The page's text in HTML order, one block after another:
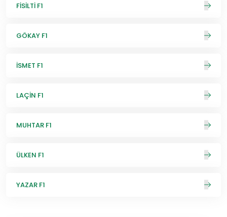
FİSİLTİ F1
GÖKAY F1
İSMET F1
LAÇİN F1
MUHTAR F1
ÜLKEN F1
YAZAR F1